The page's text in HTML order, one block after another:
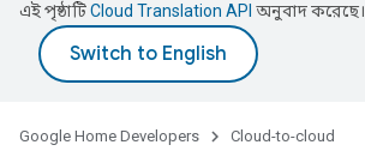
এই পৃষ্ঠাটিCloud Translation API অনুবাদ করেছে।
Google Home Developers Cloud-to-cloud